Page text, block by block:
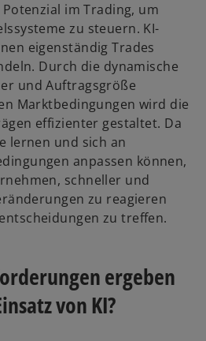
im Trading, um
zu steuern. KI-
eigenständig Trades
Durch die dynamische
und Auftragsgröße
Marktbedingungen wird die
effizienter gestaltet. Da
lernen und sich an
anpassen können,
schneller und
zu reagieren
zu treffen.
ergeben
von KI?